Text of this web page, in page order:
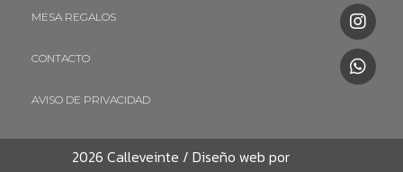
MESA REGALOS
CONTACTO
AVISO DE PRIVACIDAD
2026 Calleveinte / Diseño web por